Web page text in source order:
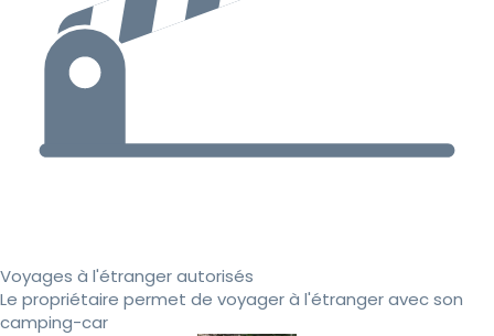
Voyages à l'étranger autorisés
Le propriétaire permet de voyager à l'étranger avec son
camping-car